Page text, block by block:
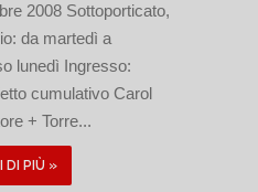
2008 Sottoporticato,
da martedì a
lunedì Ingresso:
cumulativo Carol
+ Torre...
DI PIÙ »